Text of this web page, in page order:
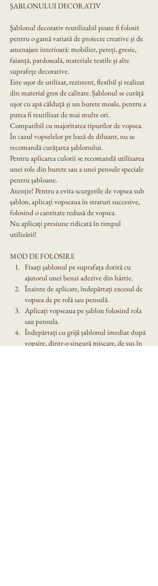
ȘABLONULUI DECORATIV
Șablonul decorativ reutilizabil poate fi folosit
pentru o gamă variată de proiecte creative și de
amenajare interioară: mobilier, pereți, gresie,
faianță, pardoseală, materiale textile și alte
suprafețe decorative.
Este ușor de utilizat, rezistent, flexibil și realizat
din material gros de calitate. Șablonul se curăță
ușor cu apă călduță și un burete moale, pentru a
putea fi reutilizat de mai multe ori.
Compatibil cu majoritatea tipurilor de vopsea.
În cazul vopselelor pe bază de diluant, nu se
recomandă curățarea șablonului.
Pentru aplicarea culorii se recomandă utilizarea
unei role din burete sau a unei pensule speciale
pentru șabloane.
Atenție! Pentru a evita scurgerile de vopsea sub
șablon, aplicați vopseaua în straturi succesive,
folosind o cantitate redusă de vopsea.
Nu aplicați presiune ridicată în timpul
utilizării!
MOD DE FOLOSIRE
Fixați șablonul pe suprafața dorită cu
ajutorul unei benzi adezive din hârtie.
Înainte de aplicare, îndepărtați excesul de
vopsea de pe rolă sau pensulă.
Aplicați vopseaua pe șablon folosind rola
sau pensula.
Îndepărtați cu grijă șablonul imediat după
vopsire, dintr-o singură mișcare, de sus în